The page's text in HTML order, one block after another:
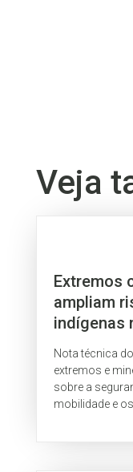
Veja
Extremos
ampliam
indígenas
Nota técnica
extremos e
sobre a
mobilidade e